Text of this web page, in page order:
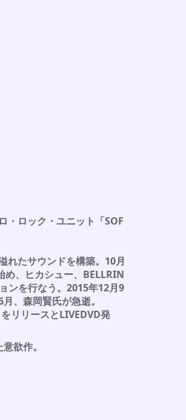
・ロック・ユニット「SOF
れたサウンドを構築。10月
め、ヒカシュー、BELLRIN
ンを行なう。2015年12月9
、森岡賢氏が急逝。
リリースとLIVEDVD発
欲作。